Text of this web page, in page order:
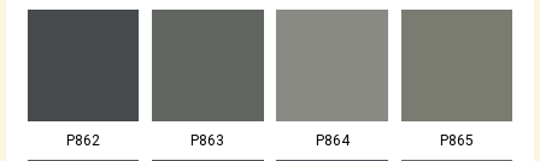
P862 P863 P864 P865